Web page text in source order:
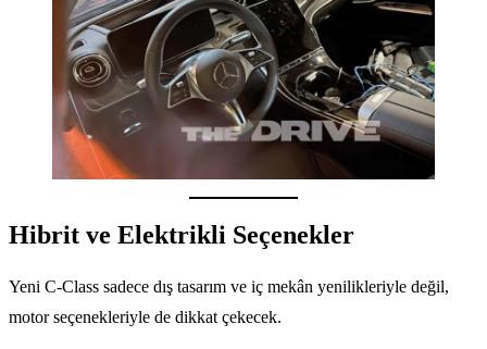
Hibrit ve Elektrikli Seçenekler
Yeni C-Class sadece dış tasarım ve iç mekân yenilikleriyle değil,
motor seçenekleriyle de dikkat çekecek.